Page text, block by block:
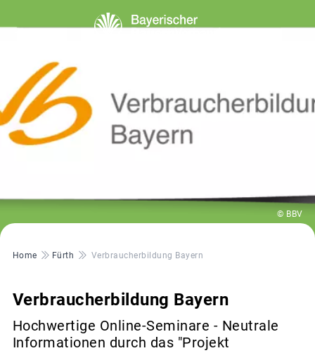
© BBV
Pfadnavigation
Home Fürth Verbraucherbildung Bayern
Verbraucherbildung Bayern
Hochwertige Online-Seminare - Neutrale
Informationen durch das "Projekt